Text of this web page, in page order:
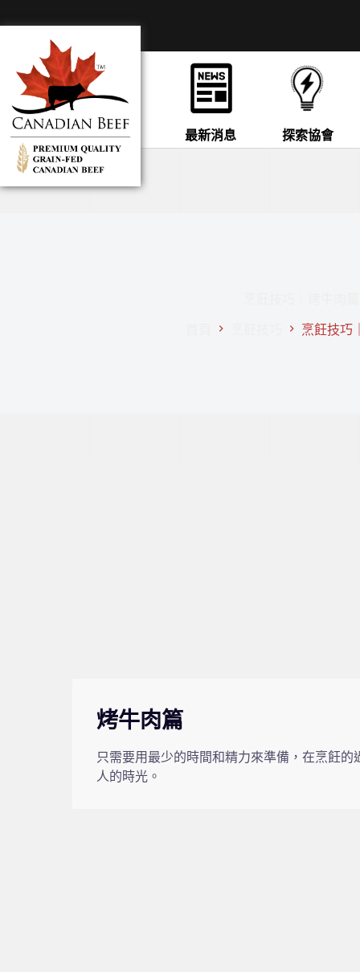
最新消息 探索協會
烹飪技巧
烤牛肉篇
只需要用最少的時間和精力來準備，在烹飪
人的時光。